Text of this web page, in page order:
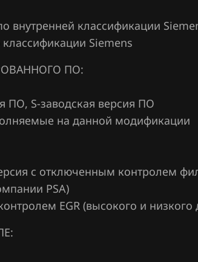
SID 306
Sim32
(Sagem S3000
внутренней классификации
Siemens
ПО:
ПО, S-заводская версия ПО
на данной модификации
с отключенным контролем
PSA)
EGR (высокого и низкого